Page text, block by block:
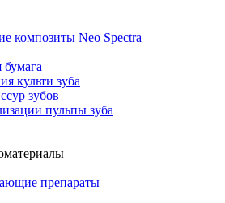
композиты Neo Spectra
культи зуба
зубов
пульпы зуба
препараты